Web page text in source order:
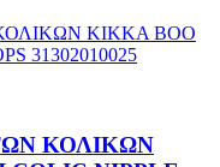
ΚΟΛΙΚΩΝ